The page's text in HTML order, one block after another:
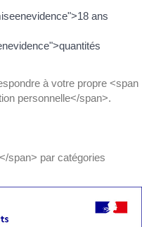
ans
à votre propre <span
personnelle</span>.
span> par catégories